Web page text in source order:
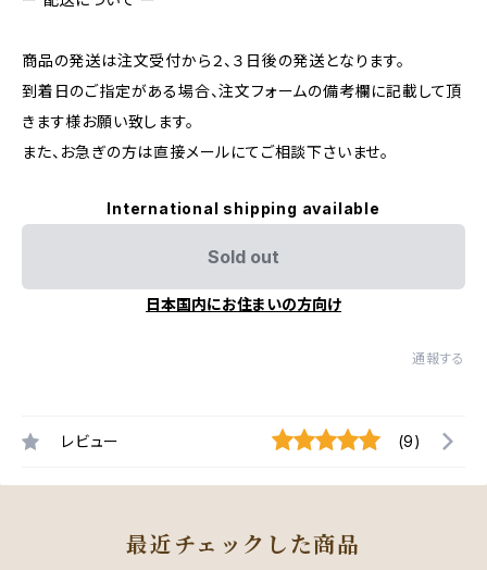
商品の発送は注文受付から２、３日後の発送となります。
到着日のご指定がある場合、注文フォームの備考欄に記載して頂
きます様お願い致します。
また、お急ぎの方は直接メールにてご相談下さいませ。
International shipping available
Sold out
日本国内にお住まいの方向け
通報する
レビュー (9)
最近チェックした商品